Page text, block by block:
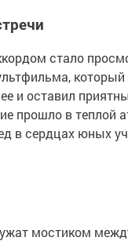
стало
и оставил
прошло в теплой
в сердцах юных
мостиком